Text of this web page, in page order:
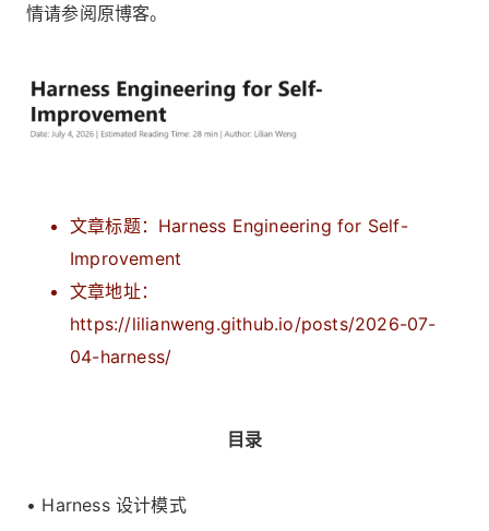
情请参阅原博客。
文章标题：Harness Engineering for Self-
Improvement
文章地址：
https://lilianweng.github.io/posts/2026-07-
04-harness/
目录
• Harness 设计模式